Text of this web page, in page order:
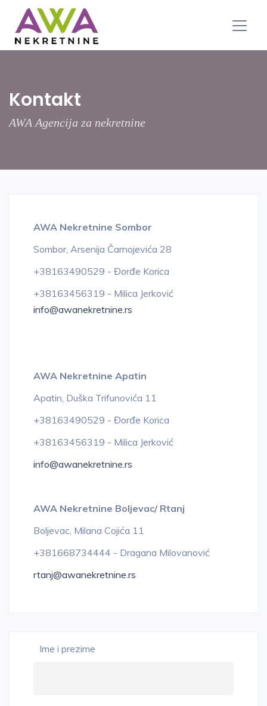
Kontakt
AWA Agencija za nekretnine
AWA Nekretnine Sombor
Sombor, Arsenija Čarnojevića 28
+38163490529 - Đorđe Korica
+38163456319 - Milica Jerković
info@awanekretnine.rs
AWA Nekretnine Apatin
Apatin, Duška Trifunovića 11
+38163490529 - Đorđe Korica
+38163456319 - Milica Jerković
info@awanekretnine.rs
AWA Nekretnine Boljevac/ Rtanj
Boljevac, Milana Cojića 11
+381668734444 - Dragana Milovanović
rtanj@awanekretnine.rs
Ime i prezime